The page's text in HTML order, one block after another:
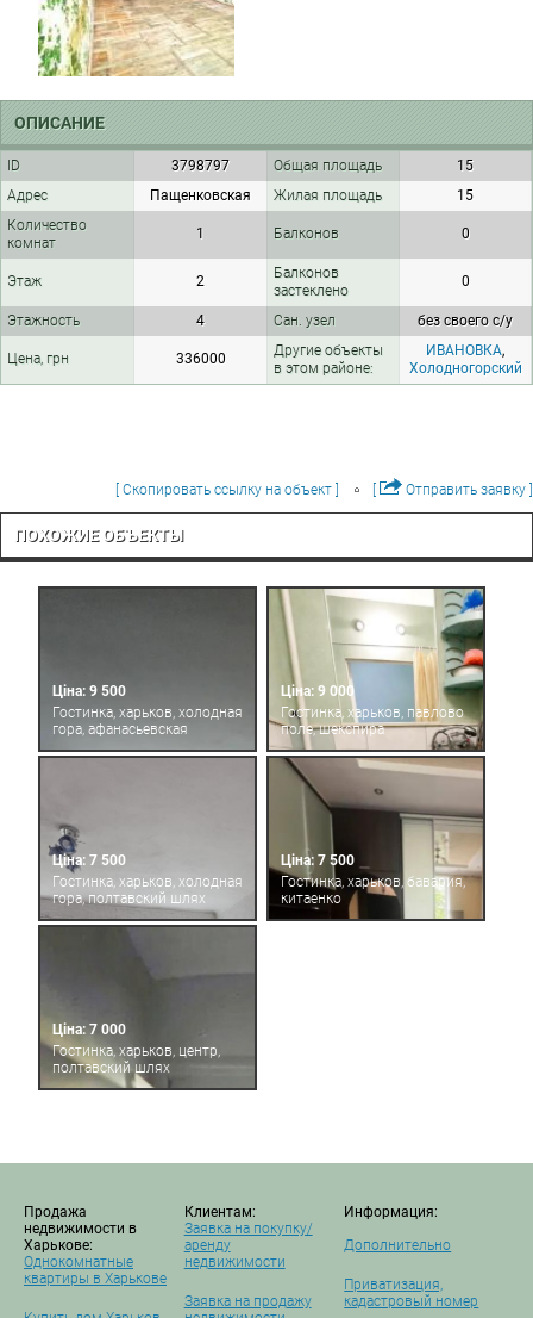
ОПИСАНИЕ
ID 3798797 Общая площадь
15
Адрес
Пащенковская Жилая площадь
15
Количество
комнат
1 Балконов 0
Этаж 2
Балконов
застеклено
0
Этажность 4 Сан. узел без своего с/у
Цена, грн 336000
Другие объекты
в этом районе:
ИВАНОВКА,
Холодногорский
[ Скопировать ссылку на объект ] Отправить заявку ]
ПОХОЖИЕ ОБЪЕКТЫ
Ціна: 9 500
Гостинка, харьков, холодная
гора, афанасьевская
Ціна: 9 000
Гостинка, харьков, павлово
поле, шекспира
Ціна: 7 500
Гостинка, харьков, холодная
гора, полтавский шлях
Ціна: 7 500
Гостинка, харьков, бавария,
китаенко
Ціна: 7 000
Гостинка, харьков, центр,
полтавский шлях
Продажа
недвижимости в
Харькове:
Однокомнатные
квартиры в Харькове
Клиентам:
Заявка на покупку/
аренду
недвижимости
Заявка на продажу
Информация:
Дополнительно
Приватизация,
кадастровый номер